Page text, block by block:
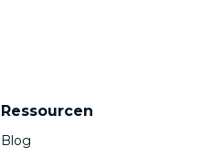
Ressourcen
Blog